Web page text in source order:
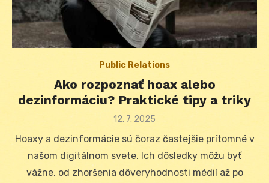
Public Relations
Ako rozpoznať hoax alebo
dezinformáciu? Praktické tipy a triky
Posted
12. 7. 2025
Hoaxy a dezinformácie sú čoraz častejšie prítomné v
našom digitálnom svete. Ich dôsledky môžu byť
vážne, od zhoršenia dôveryhodnosti médií až po